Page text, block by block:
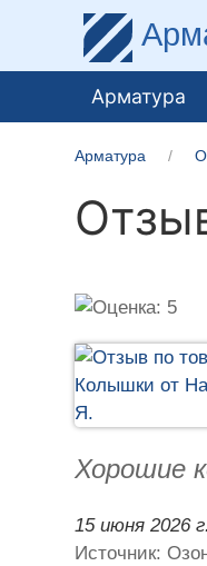
Арматура
Арматура
Хорошие
15 июня 2026 г.
Источник: